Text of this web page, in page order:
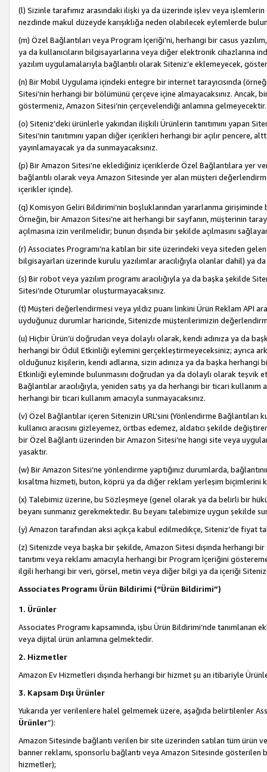
(l) Sizinle tarafımız arasındaki ilişki ya da üzerinde işlev veya
nezdinde makul düzeyde karışıklığa neden olabilecek eylemlerde
(m) Özel Bağlantıları veya Program İçeriği’ni, herhangi bir casus
ya da kullanıcıların bilgisayarlarına veya diğer elektronik
yazılım uygulamalarıyla bağlantılı olarak Siteniz’e eklemeyecek,
(n) Bir Mobil Uygulama içindeki entegre bir internet tarayıcısında
Sitesi’nin herhangi bir bölümünü çerçeve içine almayacaksınız. Ancak,
göstermeniz, Amazon Sitesi’nin çerçevelendiği anlamına gelmeyecektir.
(o) Siteniz’deki ürünlerle yakından ilişkili Ürünlerin tanıtımını yapan
Sitesi’nin tanıtımını yapan diğer içerikleri herhangi bir açılır pencere,
yayınlamayacak ya da sunmayacaksınız.
(p) Bir Amazon Sitesi’ne eklediğiniz içeriklerde Özel Bağlantılara yer
bağlantılı olarak veya Amazon Sitesinde yer alan müşteri
içerikler içinde).
(q) Komisyon Geliri Bildirimi’nin boşluklarından yararlanma
Örneğin, bir Amazon Sitesi’ne ait herhangi bir sayfanın, müşterinin
açılmasına izin verilmelidir; bunun dışında bir şekilde açılmasını
(r) Associates Programı’na katılan bir site üzerindeki veya siteden
bilgisayarları üzerinde kurulu yazılımlar aracılığıyla olanlar dahil) ya
(s) Bir robot veya yazılım programı aracılığıyla ya da başka şekilde
Sitesi’nde Oturumlar oluşturmayacaksınız.
(t) Müşteri değerlendirmesi veya yıldız puanı linkini Ürün Reklam API
uyduğunuz durumlar haricinde, Sitenizde müşterilerimizin
(u) Hiçbir Ürün’ü doğrudan veya dolaylı olarak, kendi adınıza ya da
herhangi bir Ödül Etkinliği eylemini gerçekleştirmeyeceksiniz; ayrıca
olduğunuz kişilerin, kendi adlarına, sizin adınıza ya da başka herhangi
Etkinliği eyleminde bulunmasını doğrudan ya da dolaylı olarak teşvik
Bağlantılar aracılığıyla, yeniden satış ya da herhangi bir ticari
herhangi bir ticari kullanım amacıyla sunmayacaksınız.
(v) Özel Bağlantılar içeren Sitenizin URL’sini (Yönlendirme Bağlantıları
kullanıcı aracısını gizleyemez, örtbas edemez, aldatıcı şekilde
bir Özel Bağlantı üzerinden bir Amazon Sitesi’ne hangi site veya
yasaktır.
(w) Bir Amazon Sitesi’ne yönlendirme yaptığınız durumlarda,
kısaltma hizmeti, buton, köprü ya da diğer reklam yerleşim biçimlerini
(x) Talebimiz üzerine, bu Sözleşmeye (genel olarak ya da belirli bir
beyanı sunmanız gerekmektedir. Bu beyanı talebimize uygun şekilde
(y) Amazon tarafından aksi açıkça kabul edilmedikçe, Siteniz’de fiyat
(z) Sitenizde veya başka bir şekilde, Amazon Sitesi dışında herhangi
tanıtımı veya reklamı amacıyla herhangi bir Program İçeriğini
ilgili herhangi bir veri, görsel, metin veya diğer bilgi ya da içeriği
Associates Programı Ürün Bildirimi (“Ürün Bildirimi”)
1. Ürünler
Associates Programı kapsamında, işbu Ürün Bildirimi’nde
veya dijital ürün anlamına gelmektedir.
2. Hizmetler
Amazon Ev Hizmetleri dışında herhangi bir hizmet şu an itibariyle
3. Kapsam Dışı Ürünler
Yukarıda yer verilenlere halel gelmemek üzere, aşağıda belirtilenler
Ürünler”):
Amazon Sitesinde bağlantı verilen bir site üzerinden satılan tüm ürün
banner reklamı, sponsorlu bağlantı veya Amazon Sitesinde gösterilen
hizmetler);